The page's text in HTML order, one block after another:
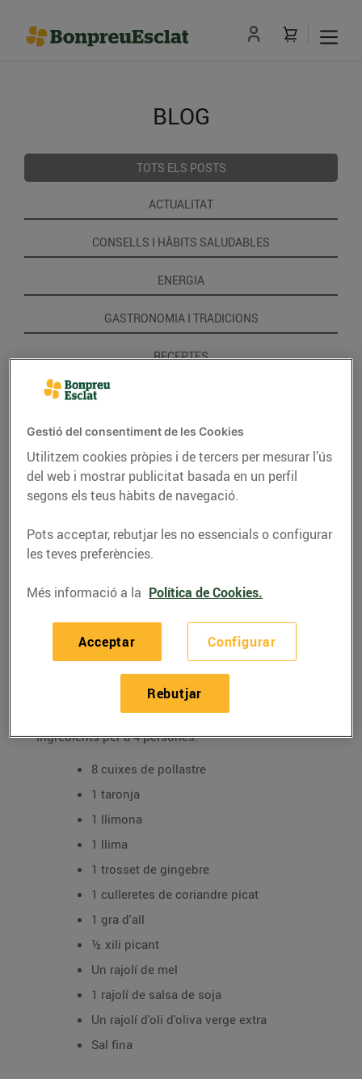
BLOG
TOTS ELS POSTS
ACTUALITAT
CONSELLS I HÀBITS SALUDABLES
ENERGIA
GASTRONOMIA I TRADICIONS
RECEPTES
RECEPTES
Pollastre marinat amb
cítrics
Ingredients per a 4 persones:
8 cuixes de pollastre
1 taronja
1 llimona
1 llima
1 trosset de gingebre
1 culleretes de coriandre picat
1 gra d'all
½ xili picant
Un rajolí de mel
1 rajolí de salsa de soja
Un rajolí d'oli d'oliva verge extra
Sal fina
Gestió del consentiment de les Cookies
Utilitzem cookies pròpies i de tercers per mesurar l’ús
del web i mostrar publicitat basada en un perfil
segons els teus hàbits de navegació.
Pots acceptar, rebutjar les no essencials o configurar
les teves preferències.
Més informació a la Política de Cookies.
Configurar
Rebutjar
Acceptar